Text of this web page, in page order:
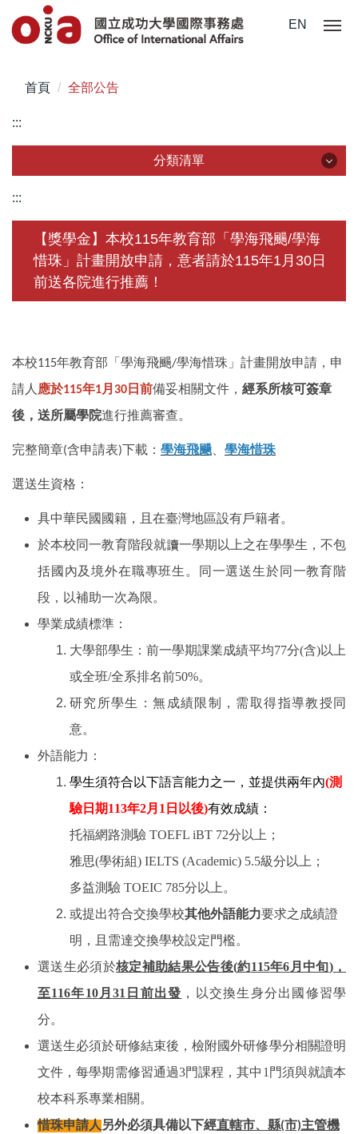
到
區
EN
首頁 全部公告
:::
分類清單
關於我們
未來學生
學生赴外
國際鏈結
:::
【獎學金】本校115年教育部「學海飛颺/學海
惜珠」計畫開放申請，意者請於115年1月30日
前送各院進行推薦！
本校115年教育部「學海飛颺/學海惜珠」計畫開放申請，申
請人應於115年1月30日前備妥相關文件， 經系所核可簽章
後，送所屬學院進行推薦審查。
完整簡章(含申請表)下載： 學海飛颺、 學海惜珠
選送生資格：
具中華民國國籍，且在臺灣地區設有戶籍者。
於本校同一教育階段就讀一學期以上之在學學生，不包
括國內及境外在職專班生。同一選送生於同一教育階
段，以補助一次為限。
學業成績標準：
大學部學生：前一學期課業成績平均77分(含)以上
或全班/全系排名前50%。
研究所學生：無成績限制，需取得指導教授同
意。
外語能力：
學生須符合以下語言能力之一，並提供兩年內(測
驗日期113年2月 1 日以後)有效成績：
托福網路測驗 TOEFL iBT 72分以上；
雅思(學術組) IELTS (Academic) 5.5級分以上；
多益測驗 TOEIC 785分以上。
或提出符合交換學校其他外語能力要求之成績證
明，且需達交換學校設定門檻。
選送生必須於核定補助結果公告後(約 115年6月中旬)，
至116年10月31 日前出發 ，以交換生身分出國修習學
分。
選送生必須於研修結束後，檢附國外研修學分相關證明
文件，每學期需修習通過3門課程，其中 1 門須與就讀本
校本科系專業相關。
惜珠申請人另外必須具備以下經直轄市、縣(市)主管機